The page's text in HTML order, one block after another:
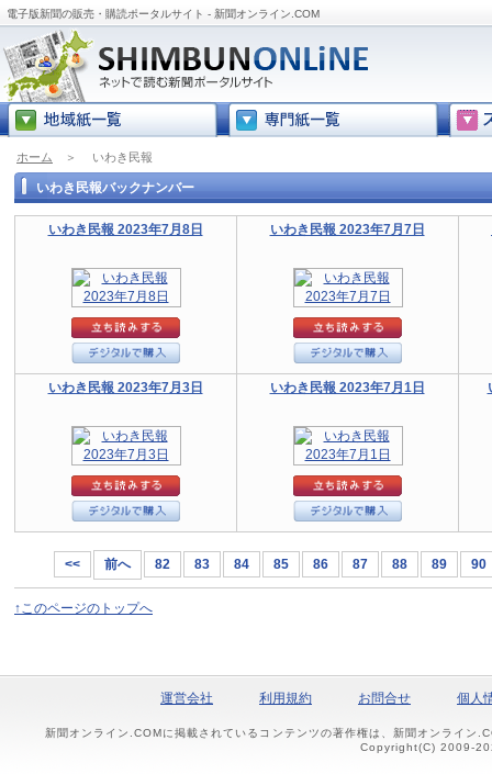
電子版新聞の販売・購読ポータルサイト - 新聞オンライン.COM
ホーム ＞ いわき民報
いわき民報バックナンバー
いわき民報 2023年7月8日 いわき民報 2023年7月7日
いわき民報 2023年7月3日 いわき民報 2023年7月1日
<< 前へ 82 83 84 85 86 87 88 89 90
↑このページのトップへ
運営会社 利用規約 お問合せ 個人
新聞オンライン.COMに掲載されているコンテンツの著作権は、新聞オンライン
Copyright(C) 2009-